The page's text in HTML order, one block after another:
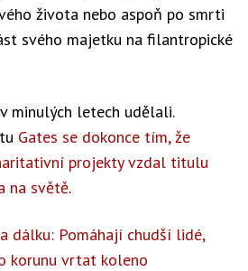
života nebo aspoň po smrti
svého majetku na filantropické
minulých letech udělali.
Gates se dokonce tím, že
projekty vzdal titulu
na světě.
dálku: Pomáhají chudší lidé,
korunu vrtat koleno